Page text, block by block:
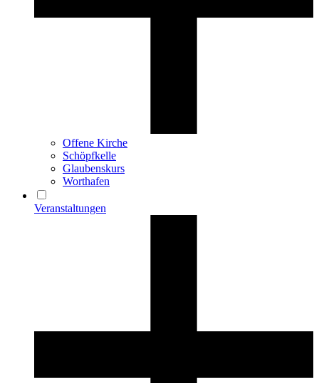
Offene Kirche
Schöpfkelle
Glaubenskurs
Worthafen
Veranstaltungen